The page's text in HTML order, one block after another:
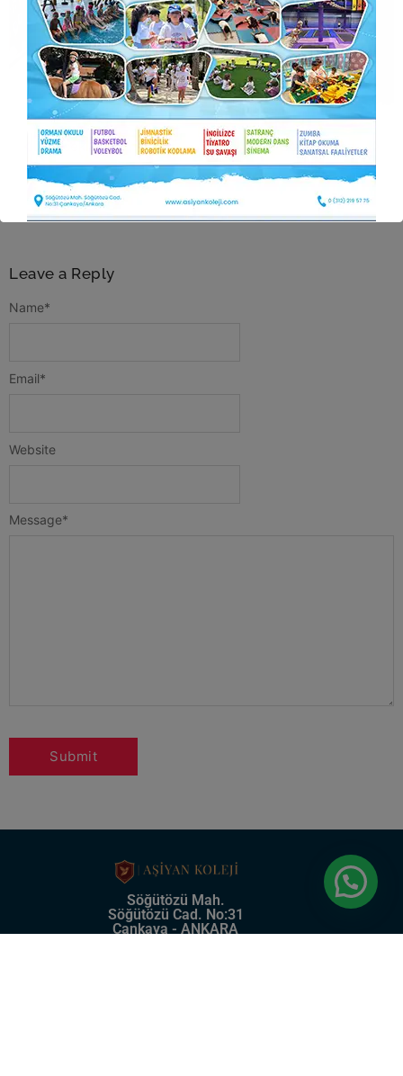
Önceki yazı Sonraki yazı
Leave a Reply
Message*
Name*
Email*
Website
Söğütözü Mah.
Söğütözü Cad. No:31
Çankaya - ANKARA